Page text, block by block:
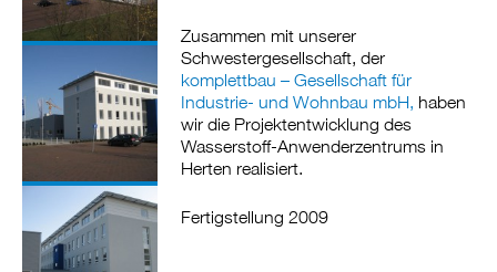
Zusammen mit unserer
Schwestergesellschaft, der
komplettbau – Gesellschaft für
Industrie- und Wohnbau mbH, haben
wir die Projektentwicklung des
Wasserstoff-Anwenderzentrums in
Herten realisiert.
Fertigstellung 2009